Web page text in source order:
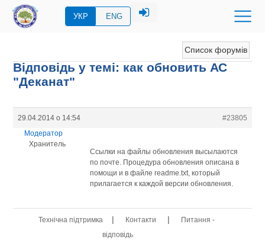
УКР ENG
Список форумів
Відповідь у темі: как обновить АС
"Деканат"
29.04.2014 о 14:54
#23805
Модератор
Хранитель
Ссылки на файлы обновления высылаются
по почте. Процедура обновления описана в
помощи и в файле readme.txt, который
прилагается к каждой версии обновления.
Технічна підтримка | Контакти |
Питання -
відповідь